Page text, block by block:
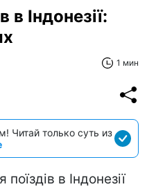
в Індонезії:
1 мин
Читай только суть из
поїздів в Індонезії